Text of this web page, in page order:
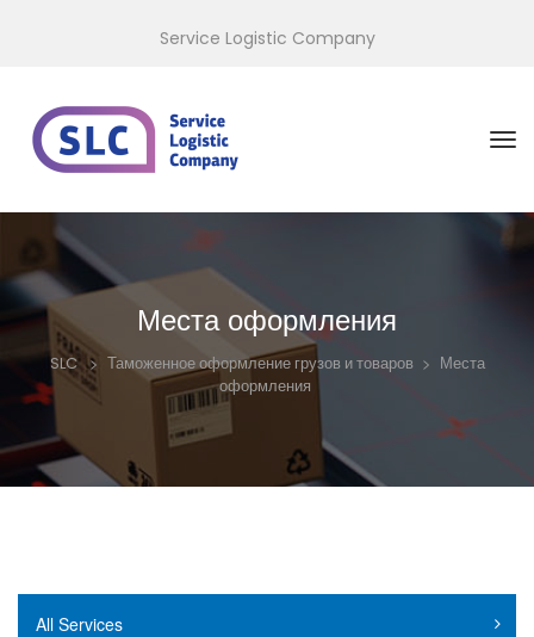
Service Logistic Company
Места оформления
SLC > Таможенное оформление грузов и товаров > Места
оформления
All Services